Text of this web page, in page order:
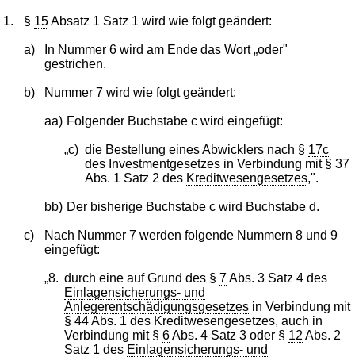
1. § 15Absatz 1 Satz 1 wird wie folgt geändert:
a)
In Nummer 6 wird am Ende das Wort „oder"
gestrichen.
b) Nummer 7 wird wie folgt geändert:
aa) Folgender Buchstabe c wird eingefügt:
„c) die Bestellung eines Abwicklers nach § 17c
des Investmentgesetzesin Verbindung mit § 37
Abs. 1 Satz 2 des Kreditwesengesetzes,".
bb) Der bisherige Buchstabe c wird Buchstabe d.
c)
Nach Nummer 7 werden folgende Nummern 8 und 9
eingefügt:
„8. durch eine auf Grund des §7Abs. 3 Satz 4 des
Einlagensicherungs- und
Anlegerentschädigungsgesetzes in Verbindung mit
§44Abs. 1 des Kreditwesengesetzes, auch in
Verbindung mit §6Abs. 4 Satz 3 oder § 12 Abs. 2
Satz 1 des Einlagensicherungs- und